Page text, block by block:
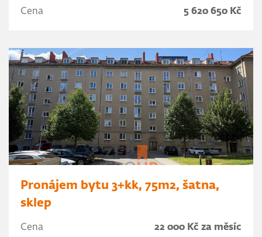
Cena 5 620 650 Kč
Pronájem bytu 3+kk, 75m2, šatna,
sklep
Cena 22 000 Kč za měsíc